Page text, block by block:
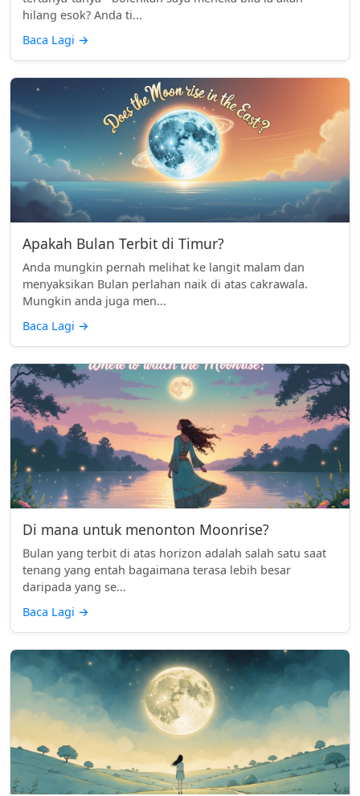
hilang esok? Anda ti...
Baca Lagi →
Apakah Bulan Terbit di Timur?
Anda mungkin pernah melihat ke langit malam dan
menyaksikan Bulan perlahan naik di atas cakrawala.
Mungkin anda juga men...
Baca Lagi →
Di mana untuk menonton Moonrise?
Bulan yang terbit di atas horizon adalah salah satu saat
tenang yang entah bagaimana terasa lebih besar
daripada yang se...
Baca Lagi →